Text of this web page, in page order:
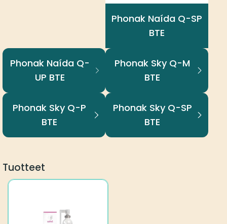
Phonak Naída Q-SP
BTE
Phonak Naída Q-
UP BTE
Phonak Sky Q-M
BTE
Phonak Sky Q-P
BTE
Phonak Sky Q-SP
BTE
Tuotteet